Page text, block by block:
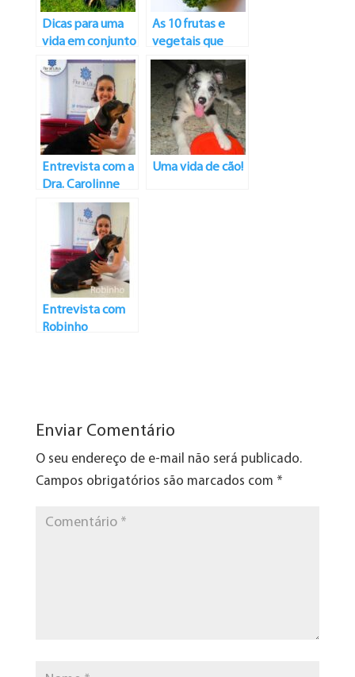
Dicas para uma
vida em conjunto
mais saudável
As 10 frutas e
vegetais que
ajudam na
nutrição dos cães
Entrevista com a
Dra. Carolinne
Torres
Uma vida de cão!
Entrevista com
Robinho
Enviar Comentário
O seu endereço de e-mail não será publicado.
Campos obrigatórios são marcados com *